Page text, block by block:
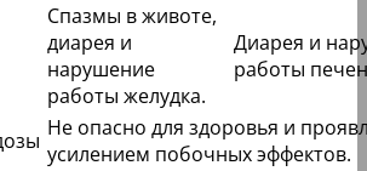
Спазмы в животе,
диарея и
нарушение
работы желудка.
Диарея и
работы
Не опасно для здоровья и
усилением побочных эффектов.